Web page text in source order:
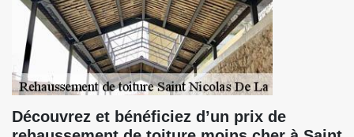
Découvrez et bénéficiez d’un prix de